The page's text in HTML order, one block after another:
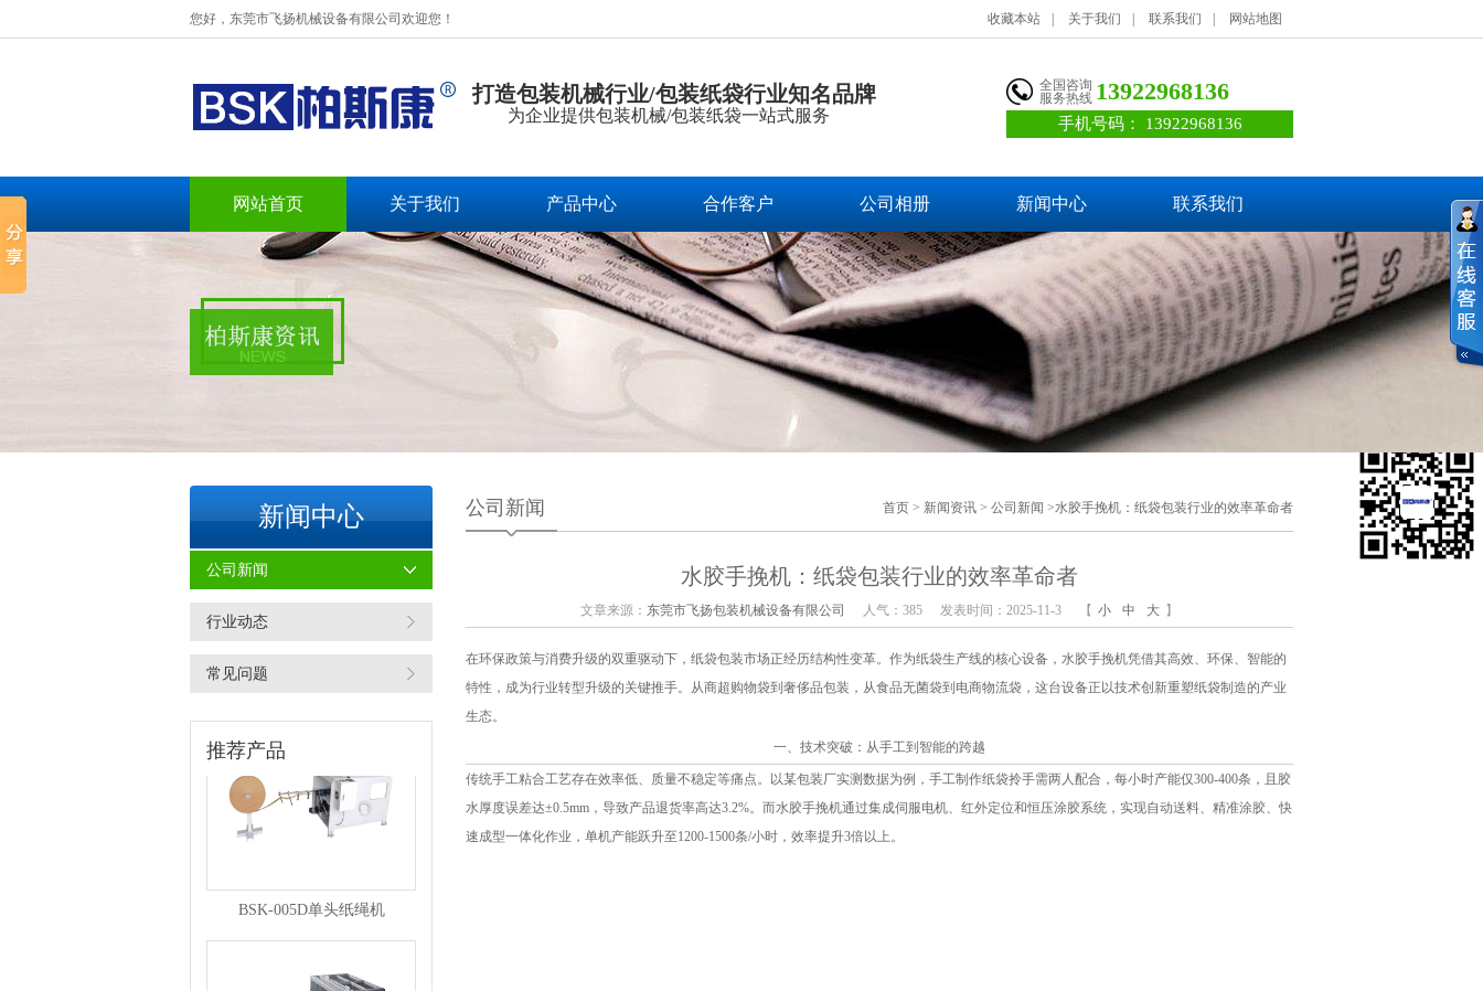
您好，东莞市飞扬机械设备有限公司欢迎您！ 收藏本站 关于我们 联系我们 网站地图
打造包装机械行业/包装纸袋行业知名品牌
为企业提供包装机械/包装纸袋一站式服务
全国咨询
服务热线 13922968136
手机号码： 13922968136
网站首页 关于我们 产品中心 合作客户 公司相册 新闻中心 联系我们
新闻中心
公司新闻
行业动态
常见问题
推荐产品
公司新闻 首页 > 新闻资讯 > 公司新闻 >水胶手挽机：纸袋包装行业的效率革命者
水胶手挽机：纸袋包装行业的效率革命者
文章来源： 东莞市飞扬包装机械设备有限公司 人气：385 发表时间：2025-11-3 【 小 中 大 】
在环保政策与消费升级的双重驱动下，纸袋包装市场正经历结构性变革。作为纸袋生产线的核心设备，水胶手挽机凭借其高效、环保、智能的
特性，成为行业转型升级的关键推手。从商超购物袋到奢侈品包装，从食品无菌袋到电商物流袋，这台设备正以技术创新重塑纸袋制造的产业
生态。
一、技术突破：从手工到智能的跨越
传统手工粘合工艺存在效率低、质量不稳定等痛点。以某包装厂实测数据为例，手工制作纸袋拎手需两人配合，每小时产能仅300-400条，且胶
水厚度误差达±0.5mm，导致产品退货率高达3.2%。而水胶手挽机通过集成伺服电机、红外定位和恒压涂胶系统，实现自动送料、精准涂胶、快
速成型一体化作业，单机产能跃升至1200-1500条/小时，效率提升3倍以上。